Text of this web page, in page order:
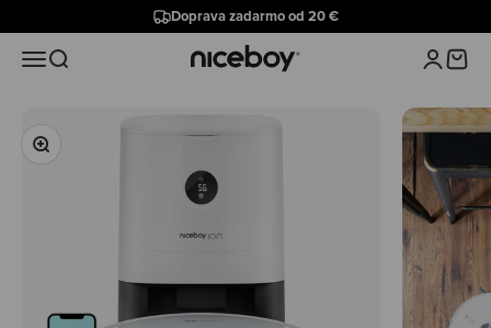
Doprava zadarmo od 20 €
MenuHľadať Niceboy Prihlásiť
Košík
Priblížiť